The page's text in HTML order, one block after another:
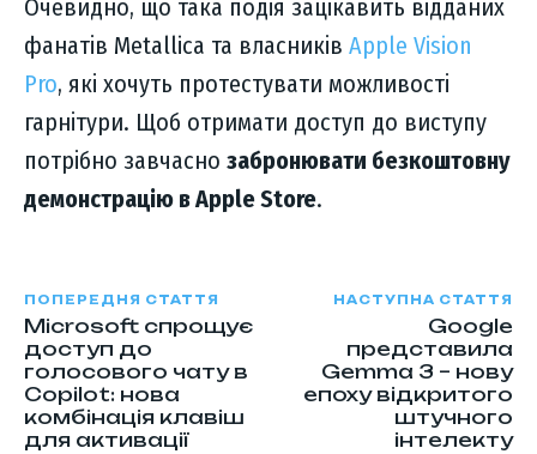
Очевидно, що така подія зацікавить відданих
фанатів Metallica та власників Apple Vision
Pro, які хочуть протестувати можливості
гарнітури. Щоб отримати доступ до виступу
потрібно завчасно забронювати безкоштовну
демонстрацію в Apple Store.
ПОПЕРЕДНЯ СТАТТЯ
Microsoft спрощує
доступ до
голосового чату в
Copilot: нова
комбінація клавіш
для активації
НАСТУПНА СТАТТЯ
Google
представила
Gemma 3 – нову
епоху відкритого
штучного
інтелекту